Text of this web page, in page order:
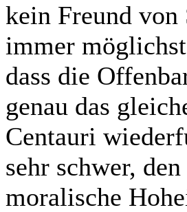
kein Freund
immer
dass die
genau das
Centauri
sehr schwer,
moralische